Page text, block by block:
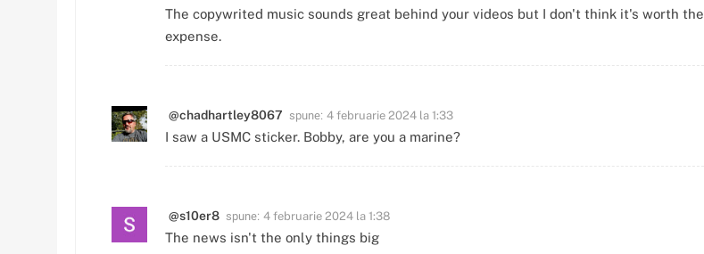
The copywrited music sounds great behind your videos but I don't think it's worth the
expense.
@chadhartley8067 spune: 4 februarie 2024 la 1:33
I saw a USMC sticker. Bobby, are you a marine?
@s10er8 spune: 4 februarie 2024 la 1:38
The news isn't the only things big